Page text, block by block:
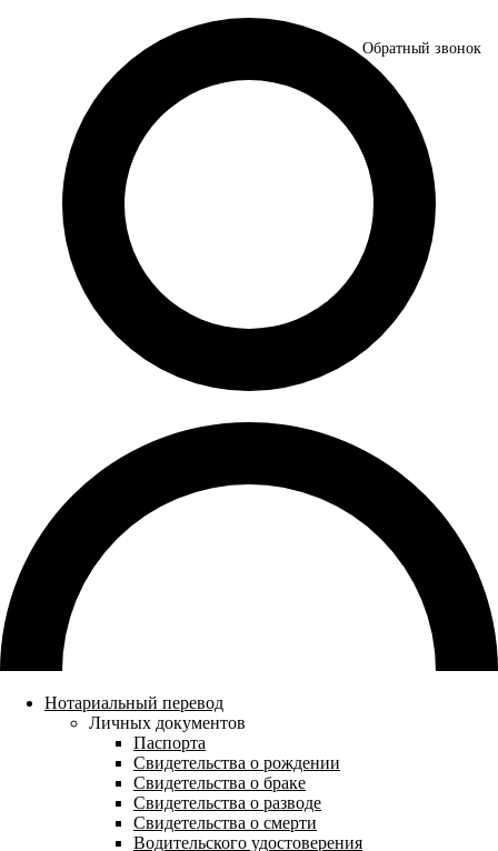
Обратный звонок
Нотариальный перевод
Личных документов
Паспорта
Свидетельства о рождении
Свидетельства о браке
Свидетельства о разводе
Свидетельства о смерти
Водительского удостоверения